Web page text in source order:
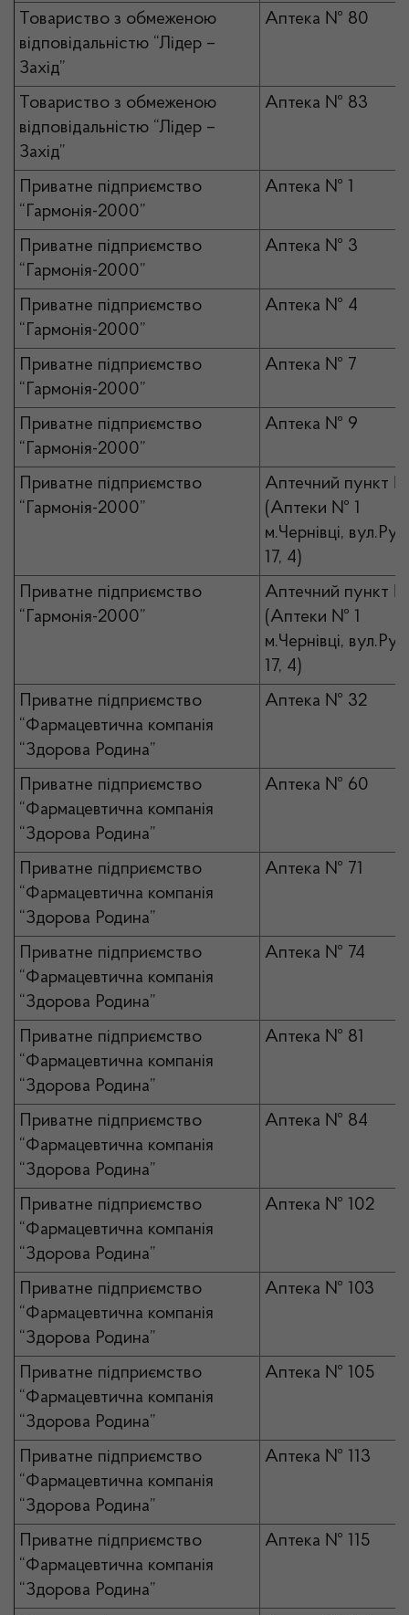
Товариство з обмеженою
відповідальністю “Лідер –
Захід”
Аптека № 80
Товариство з обмеженою
відповідальністю “Лідер –
Захід”
Аптека № 83
Приватне підприємство
“Гармонія-2000”
Аптека № 1
Приватне підприємство
“Гармонія-2000”
Аптека № 3
Приватне підприємство
“Гармонія-2000”
Аптека № 4
Приватне підприємство
“Гармонія-2000”
Аптека № 7
Приватне підприємство
“Гармонія-2000”
Аптека № 9
Приватне підприємство
“Гармонія-2000”
Аптечний пункт
(Аптеки № 1
м.Чернівці,
17, 4)
Приватне підприємство
“Гармонія-2000”
Аптечний пункт
(Аптеки № 1
м.Чернівці,
17, 4)
Приватне підприємство
“Фармацевтична компанія
“Здорова Родина”
Аптека № 32
Приватне підприємство
“Фармацевтична компанія
“Здорова Родина”
Аптека № 60
Приватне підприємство
“Фармацевтична компанія
“Здорова Родина”
Аптека № 71
Приватне підприємство
“Фармацевтична компанія
“Здорова Родина”
Аптека № 74
Приватне підприємство
“Фармацевтична компанія
“Здорова Родина”
Аптека № 81
Приватне підприємство
“Фармацевтична компанія
“Здорова Родина”
Аптека № 84
Приватне підприємство
“Фармацевтична компанія
“Здорова Родина”
Аптека № 102
Приватне підприємство
“Фармацевтична компанія
“Здорова Родина”
Аптека № 103
Приватне підприємство
“Фармацевтична компанія
“Здорова Родина”
Аптека № 105
Приватне підприємство
“Фармацевтична компанія
“Здорова Родина”
Аптека № 113
Приватне підприємство
“Фармацевтична компанія
“Здорова Родина”
Аптека № 115